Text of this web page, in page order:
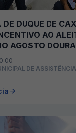
DE DUQUE DE
AO
AGOSTO
DE